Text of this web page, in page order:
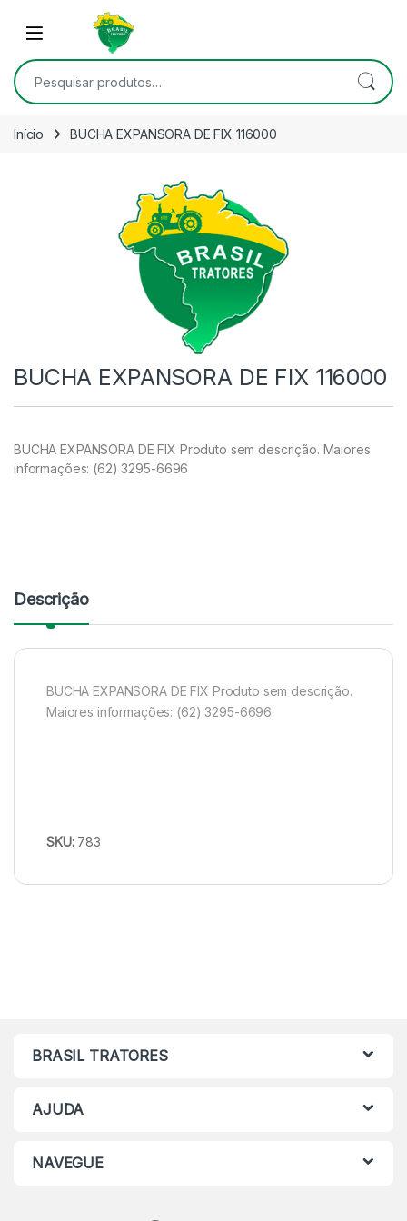
Skip to navigation
Open
Pesquisar por:
Início BUCHA EXPANSORA DE FIX 116000
BUCHA EXPANSORA DE FIX 116000
BUCHA EXPANSORA DE FIX Produto sem descrição. Maiores
informações: (62) 3295-6696
Descrição
BUCHA EXPANSORA DE FIX Produto sem descrição.
Maiores informações: (62) 3295-6696
SKU: 783
BRASIL TRATORES
AJUDA
NAVEGUE